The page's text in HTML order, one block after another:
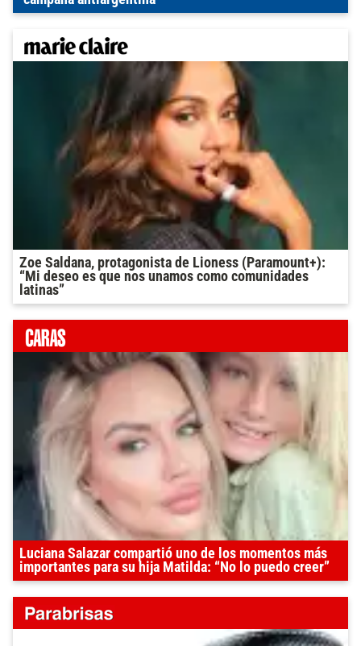
Zoe Saldana, protagonista de Lioness (Paramount+):
“Mi deseo es que nos unamos como comunidades
latinas”
Luciana Salazar compartió uno de los momentos más
importantes para su hija Matilda: “No lo puedo creer”